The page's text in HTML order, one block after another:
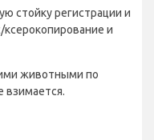
стойку регистрации и
и
животными по
взимается.